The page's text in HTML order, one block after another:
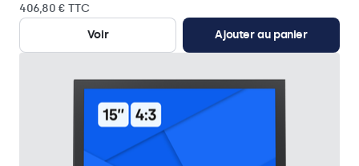
406,80 € TTC
Voir
Ajouter au panier